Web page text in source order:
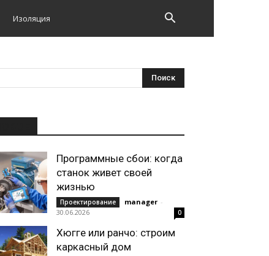
Изоляция
Программные сбои: когда
станок живет своей
жизнью
Проектирование manager -
30.06.2026
0
Хюгге или ранчо: строим
каркасный дом